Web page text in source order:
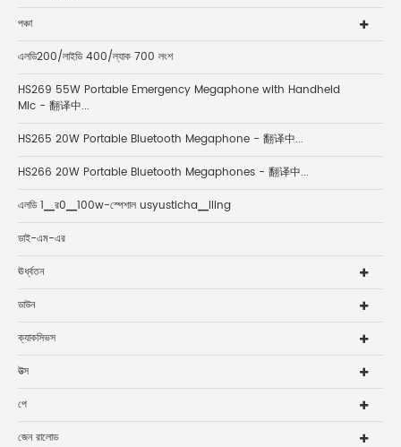
পঞ্চা
এলডি200/লাইডি 400/ল্যাক 700 লংশ
HS269 55W Portable Emergency Megaphone with Handheld
Mic - 翻译中...
HS265 20W Portable Bluetooth Megaphone - 翻译中...
HS266 20W Portable Bluetooth Megaphones - 翻译中...
এলডি 1▁র0▁100w-স্পেশাল usyusticha▁iling
ডাই-এম-এর
ঊর্ধ্বতন
ডাউন
ক্যাকসিভস
উত্স
পে
জেন রালোড